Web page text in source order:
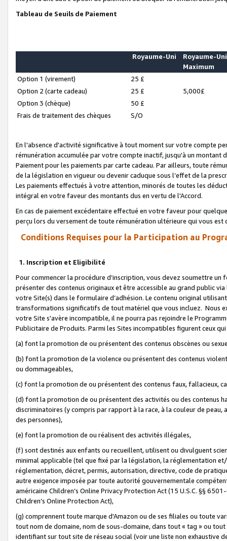
Tableau de Seuils de Paiement
Royaume-Uni
Royaume-Uni
Maximum
Option 1 (virement)
25 £
Option 2 (carte cadeau)
25 £
5,000£
Option 3 (chèque)
50 £
Frais de traitement des chèques
S/O
En l'absence d'activité significative à tout moment sur votre compte
rémunération accumulée par votre compte inactif, jusqu'à un montant
Paiement pour les paiements par carte cadeau. Par ailleurs, toute
de la législation en vigueur ou devenir caduque sous l’effet de la
Les paiements effectués à votre attention, minorés de toutes les
intégral en votre faveur des montants dus en vertu de l'Accord.
En cas de paiement excédentaire effectué en votre faveur pour
perçu lors du versement de toute rémunération ultérieure qui vous est
Conditions Requises pour la Participation au
1. Inscription et Eligibilité
Pour commencer la procédure d’inscription, vous devez soumettre
présenter des contenus originaux et être accessible au grand public
votre Site(s) dans le formulaire d’adhésion. Le contenu original
transformations significatifs de tout matériel que vous incluez. Nous
votre Site s'avère incompatible, il ne pourra pas rejoindre le
Publicitaire de Produits. Parmi les Sites incompatibles figurent ceux
(a) font la promotion de ou présentent des contenus obscènes ou
(b) font la promotion de la violence ou présentent des contenus
ou dommageables,
(c) font la promotion de ou présentent des contenus faux, fallacieux,
(d) font la promotion de ou présentent des activités ou des contenus
discriminatoires (y compris par rapport à la race, à la couleur de
des personnes),
(e) font la promotion de ou réalisent des activités illégales,
(f) sont destinés aux enfants ou recueillent, utilisent ou divulguent
minimal applicable (tel que fixé par la législation, la réglementation
réglementation, décret, permis, autorisation, directive, code de
autre exigence imposée par toute autorité gouvernementale
américaine Children’s Online Privacy Protection Act (15 U.S.C. §§
Children’s Online Protection Act),
(g) comprennent toute marque d'Amazon ou de ses filiales ou toute
tout nom de domaine, nom de sous-domaine, dans tout « tag » ou
identifiant sur tout site de réseau social (voir une liste non exhaustive